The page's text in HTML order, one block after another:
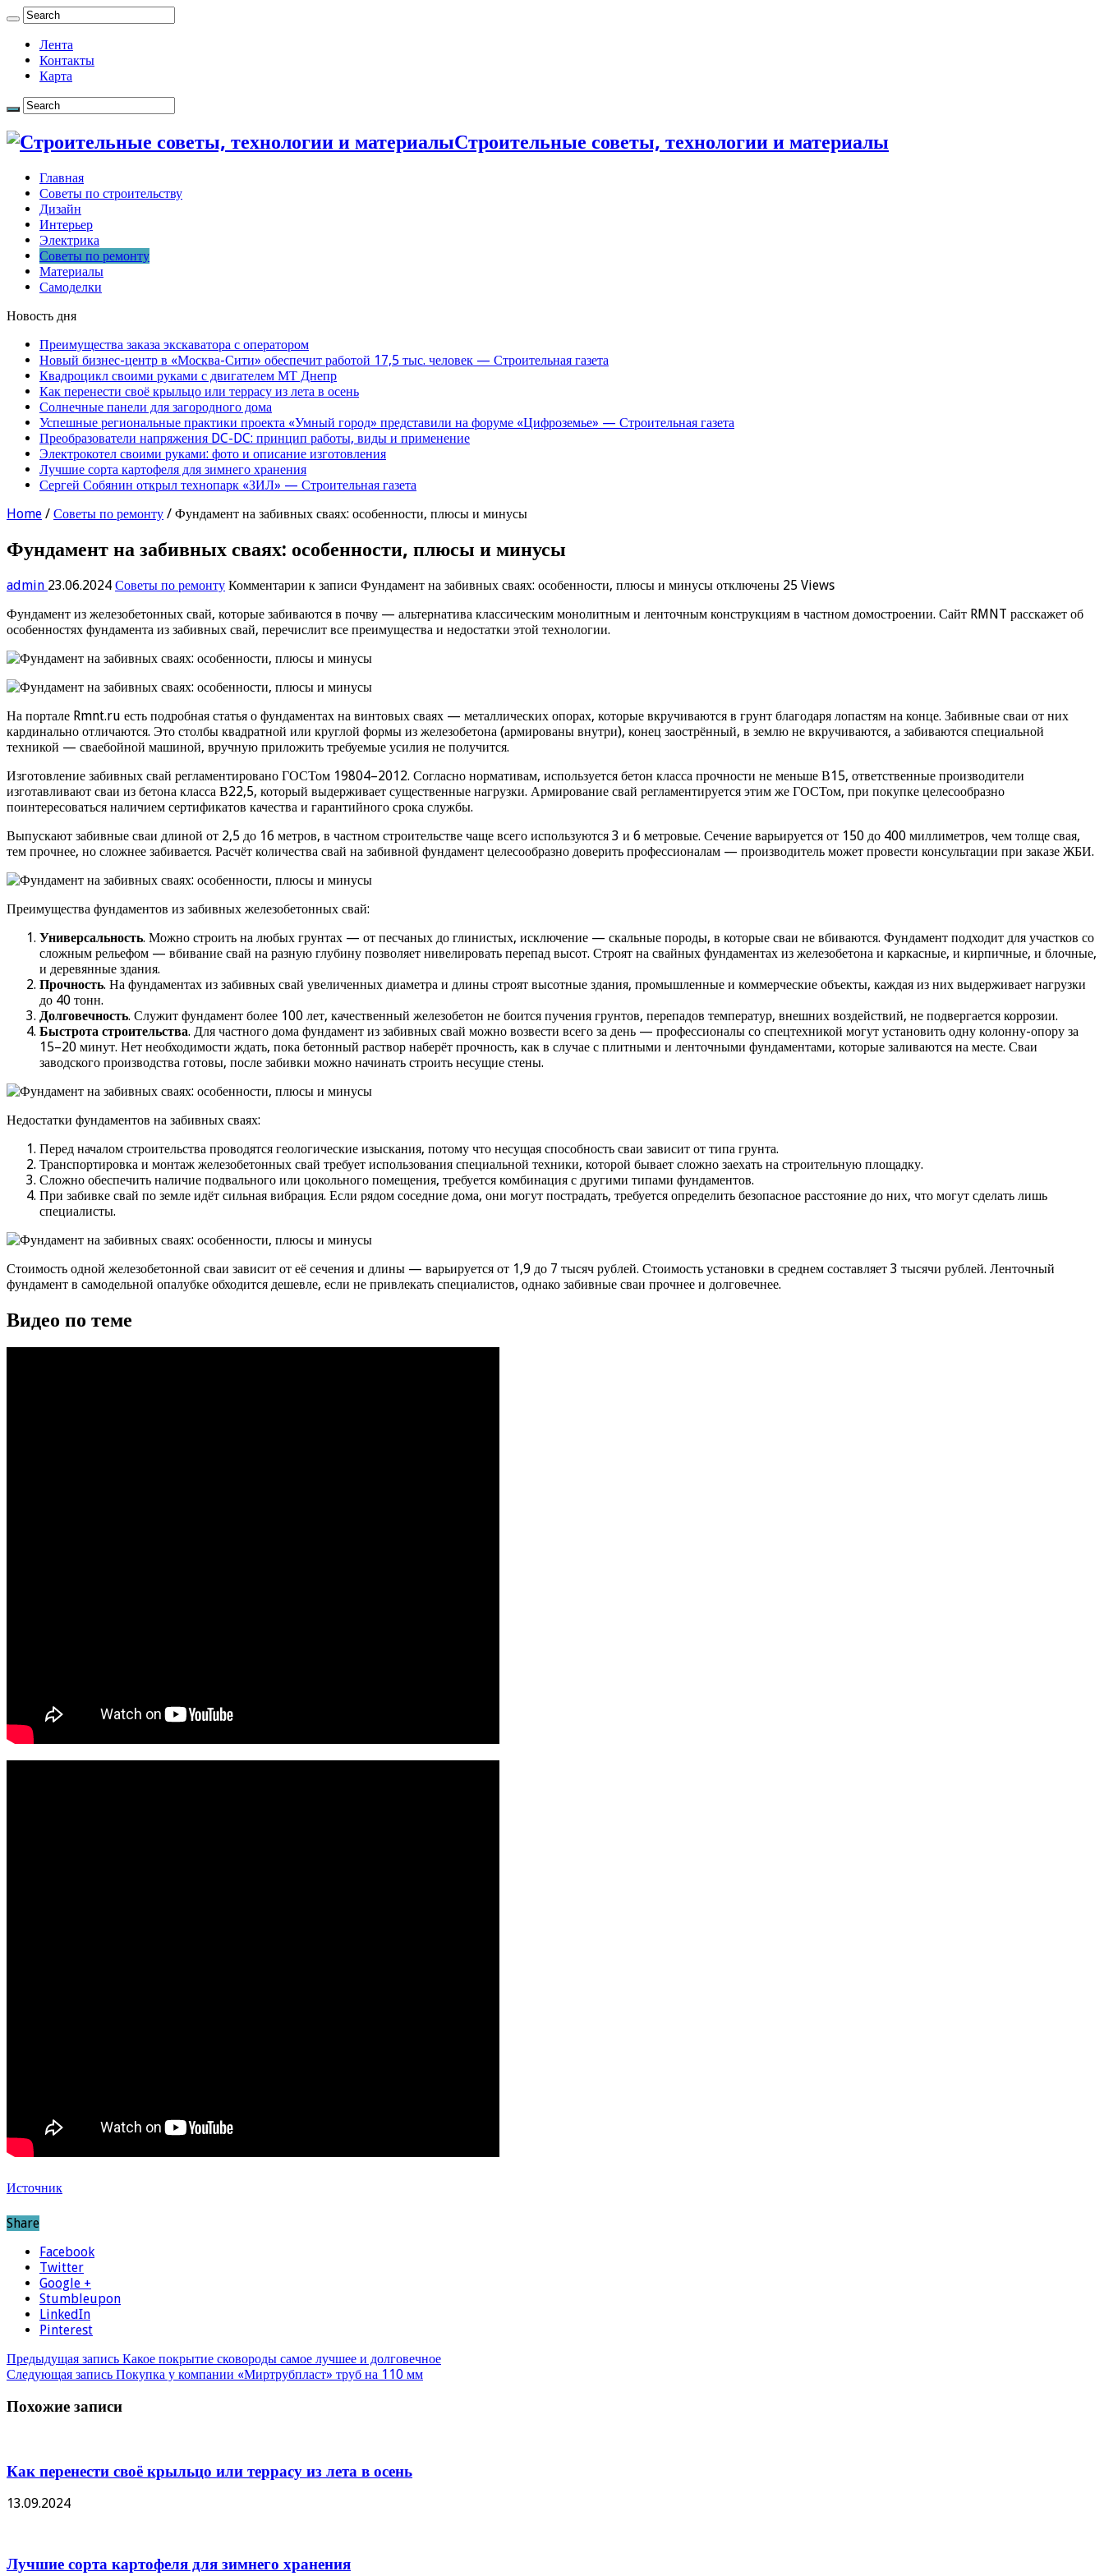
Лента
Контакты
Карта
Строительные советы, технологии и материалы
Главная
Советы по строительству
Дизайн
Интерьер
Электрика
Советы по ремонту
Материалы
Самоделки
Новость дня
Преимущества заказа экскаватора с оператором
Новый бизнес-центр в «Москва-Сити» обеспечит работой 17,5 тыс. человек — Строительная газета
Квадроцикл своими руками с двигателем МТ Днепр
Как перенести своё крыльцо или террасу из лета в осень
Солнечные панели для загородного дома
Успешные региональные практики проекта «Умный город» представили на форуме «Цифроземье» — Строительная газета
Преобразователи напряжения DC-DC: принцип работы, виды и применение
Электрокотел своими руками: фото и описание изготовления
Лучшие сорта картофеля для зимнего хранения
Сергей Собянин открыл технопарк «ЗИЛ» — Строительная газета
Home / Советы по ремонту / Фундамент на забивных сваях: особенности, плюсы и минусы
Фундамент на забивных сваях: особенности, плюсы и минусы
admin 23.06.2024 Советы по ремонту Комментарии к записи Фундамент на забивных сваях: особенности, плюсы и минусы отключены 25 Views
Фундамент из железобетонных свай, которые забиваются в почву — альтернатива классическим монолитным и ленточным конструкциям в частном домостроении. Сайт RMNT расскажет об
особенностях фундамента из забивных свай, перечислит все преимущества и недостатки этой технологии.
На портале Rmnt.ru есть подробная статья о фундаментах на винтовых сваях — металлических опорах, которые вкручиваются в грунт благодаря лопастям на конце. Забивные сваи от них
кардинально отличаются. Это столбы квадратной или круглой формы из железобетона (армированы внутри), конец заострённый, в землю не вкручиваются, а забиваются специальной
техникой — сваебойной машиной, вручную приложить требуемые усилия не получится.
Изготовление забивных свай регламентировано ГОСТом 19804–2012. Согласно нормативам, используется бетон класса прочности не меньше В15, ответственные производители
изготавливают сваи из бетона класса В22,5, который выдерживает существенные нагрузки. Армирование свай регламентируется этим же ГОСТом, при покупке целесообразно
поинтересоваться наличием сертификатов качества и гарантийного срока службы.
Выпускают забивные сваи длиной от 2,5 до 16 метров, в частном строительстве чаще всего используются 3 и 6 метровые. Сечение варьируется от 150 до 400 миллиметров, чем толще свая,
тем прочнее, но сложнее забивается. Расчёт количества свай на забивной фундамент целесообразно доверить профессионалам — производитель может провести консультации при заказе ЖБИ.
Преимущества фундаментов из забивных железобетонных свай:
Универсальность. Можно строить на любых грунтах — от песчаных до глинистых, исключение — скальные породы, в которые сваи не вбиваются. Фундамент подходит для участков со
сложным рельефом — вбивание свай на разную глубину позволяет нивелировать перепад высот. Строят на свайных фундаментах из железобетона и каркасные, и кирпичные, и блочные,
и деревянные здания.
Прочность. На фундаментах из забивных свай увеличенных диаметра и длины строят высотные здания, промышленные и коммерческие объекты, каждая из них выдерживает нагрузки
до 40 тонн.
Долговечность. Служит фундамент более 100 лет, качественный железобетон не боится пучения грунтов, перепадов температур, внешних воздействий, не подвергается коррозии.
Быстрота строительства. Для частного дома фундамент из забивных свай можно возвести всего за день — профессионалы со спецтехникой могут установить одну колонну-опору за
15–20 минут. Нет необходимости ждать, пока бетонный раствор наберёт прочность, как в случае с плитными и ленточными фундаментами, которые заливаются на месте. Сваи
заводского производства готовы, после забивки можно начинать строить несущие стены.
Недостатки фундаментов на забивных сваях:
Перед началом строительства проводятся геологические изыскания, потому что несущая способность сваи зависит от типа грунта.
Транспортировка и монтаж железобетонных свай требует использования специальной техники, которой бывает сложно заехать на строительную площадку.
Сложно обеспечить наличие подвального или цокольного помещения, требуется комбинация с другими типами фундаментов.
При забивке свай по земле идёт сильная вибрация. Если рядом соседние дома, они могут пострадать, требуется определить безопасное расстояние до них, что могут сделать лишь
специалисты.
Стоимость одной железобетонной сваи зависит от её сечения и длины — варьируется от 1,9 до 7 тысяч рублей. Стоимость установки в среднем составляет 3 тысячи рублей. Ленточный
фундамент в самодельной опалубке обходится дешевле, если не привлекать специалистов, однако забивные сваи прочнее и долговечнее.
Видео по теме
Источник
Share
Facebook
Twitter
Google +
Stumbleupon
LinkedIn
Pinterest
Предыдущая запись Какое покрытие сковороды самое лучшее и долговечное
Следующая запись Покупка у компании «Миртрубпласт» труб на 110 мм
Похожие записи
Как перенести своё крыльцо или террасу из лета в осень
13.09.2024
Лучшие сорта картофеля для зимнего хранения